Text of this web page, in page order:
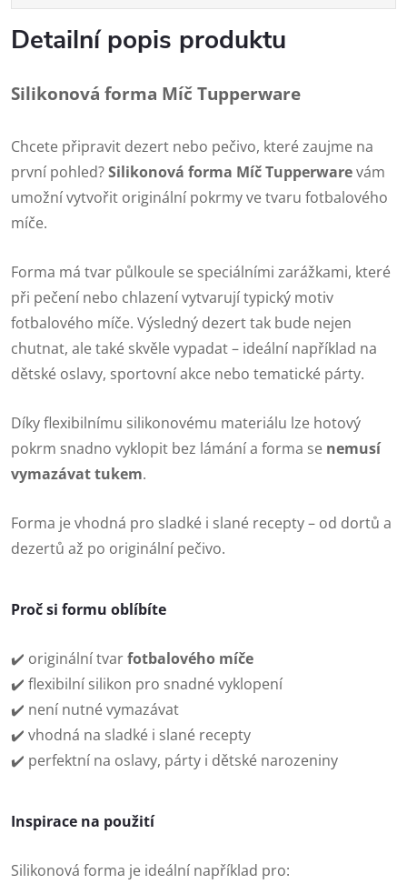
Detailní popis produktu
Silikonová forma Míč Tupperware
Chcete připravit dezert nebo pečivo, které zaujme na
první pohled?Silikonová forma Míč Tupperwarevám
umožní vytvořit originální pokrmy ve tvaru fotbalového
míče.
Forma má tvar půlkoule se speciálními zarážkami, které
při pečení nebo chlazení vytvarují typický motiv
fotbalového míče. Výsledný dezert tak bude nejen
chutnat, ale také skvěle vypadat – ideální například na
dětské oslavy, sportovní akce nebo tematické párty.
Díky flexibilnímu silikonovému materiálu lze hotový
pokrm snadno vyklopit bez lámání a forma se nemusí
vymazávat tukem.
Forma je vhodná pro sladké i slané recepty – od dortů a
dezertů až po originální pečivo.
Proč si formu oblíbíte
✔️ originální tvarfotbalového míče
✔️ flexibilní silikon pro snadné vyklopení
✔️ není nutné vymazávat
✔️ vhodná na sladké i slané recepty
✔️ perfektní na oslavy, párty i dětské narozeniny
Inspirace na použití
Silikonová forma je ideální například pro: